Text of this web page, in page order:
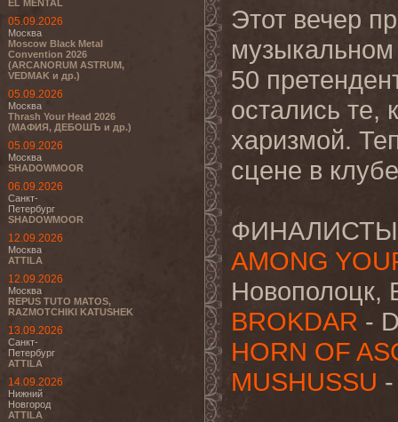
EL MENTAL
05.09.2026
Москва
Moscow Black Metal
Convention 2026
(ARCANORUM ASTRUM,
VEDMAK и др.)
05.09.2026
Москва
Thrash Your Head 2026
(МАФИЯ, ДЕБОШЪ и др.)
05.09.2026
Москва
SHADOWMOOR
06.09.2026
Санкт-
Петербург
SHADOWMOOR
12.09.2026
Москва
ATTILA
12.09.2026
Москва
REPUS TUTO MATOS,
RAZMOTCHIKI KATUSHEK
13.09.2026
Санкт-
Петербург
ATTILA
14.09.2026
Нижний
Новгород
ATTILA
Этот вечер
музыкальном
50
остались те,
харизмой.
сцене в
AMONG
Новополоцк,
BROKDAR -
HORN OF
MUSHUSSU